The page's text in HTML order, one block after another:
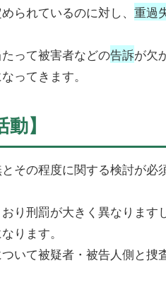
られているのに対し、 重過
って被害者などの告訴が欠
ってきます。
】
その程度に関する検討が必
り刑罰が大きく異なります
ります。
いて被疑者・被告人側と捜